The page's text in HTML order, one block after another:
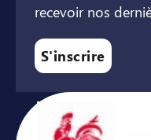
recevoir nos
S'inscrire
Avec le soutien de ...